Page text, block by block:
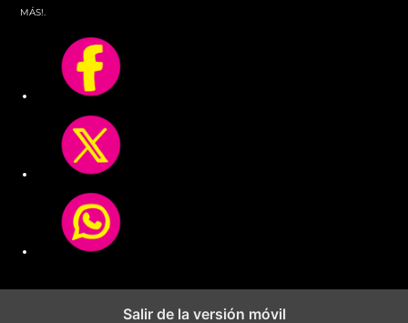
MÁS!.
Salir de la versión móvil